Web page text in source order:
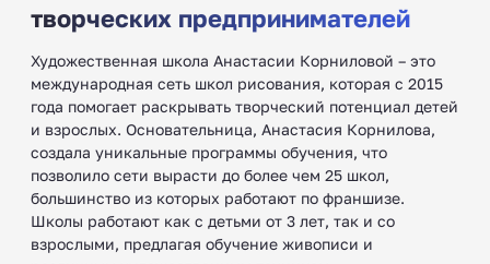
творческих предпринимателей
Художественная школа Анастасии Корниловой – это
международная сеть школ рисования, которая с 2015
года помогает раскрывать творческий потенциал детей
и взрослых. Основательница, Анастасия Корнилова,
создала уникальные программы обучения, что
позволило сети вырасти до более чем 25 школ,
большинство из которых работают по франшизе.
Школы работают как с детьми от 3 лет, так и со
взрослыми, предлагая обучение живописи и